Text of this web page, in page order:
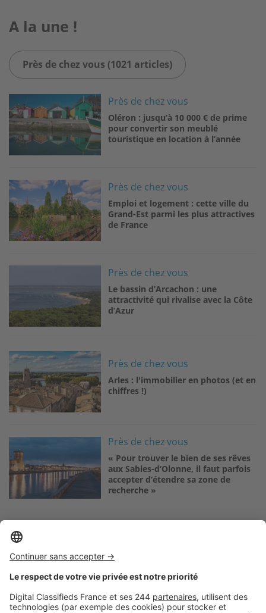
A la une !
Près de chez vous (1021 articles)
Près de chez vous
Oléron : jusqu’à 10 000 € de prime
pour convertir son meublé
touristique en location à l’année
Image Près de chez vous
Emploi et logement : cette ville du
Grand-Est parmi les plus attractives
de France
Près de chez vous
Le bassin d’Arcachon : une
attractivité qui rivalise avec la Côte
d’Azur
Image
Près de chez vous
Arles : l'immobilier en photos (et en
chiffres !)
Image Près de chez vous
« Pour trouver le bien de ses rêves
aux Sables-d’Olonne, il faut parfois
accepter d’étendre sa zone de
recherche »
Logic-Immo c’est aussi …